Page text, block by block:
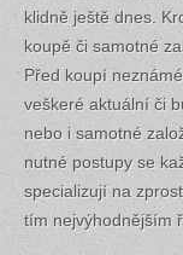
klidně ještě dnes.
koupě či samotné
Před koupí
veškeré aktuální či
nebo i samotné
nutné postupy se
specializují na
tím nejvýhodnějším